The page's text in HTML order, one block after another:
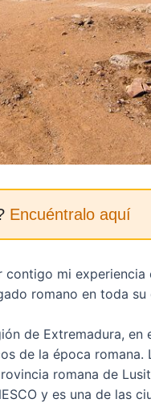
Encuéntralo aquí
mi
romano en toda su
de Extremadura,
de la época
romana de
y es una de las